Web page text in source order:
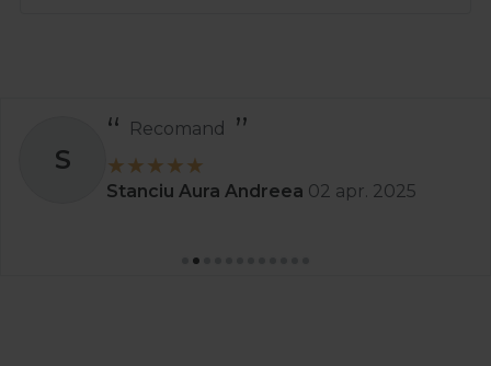
S
Recomand
Stanciu Aura Andreea 02 apr. 2025